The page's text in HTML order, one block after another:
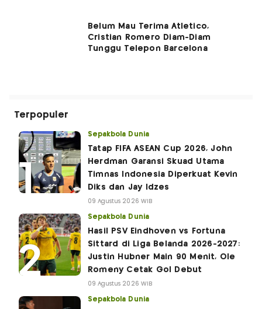
Belum Mau Terima Atletico,
Cristian Romero Diam-Diam
Tunggu Telepon Barcelona
Terpopuler
Sepakbola Dunia
Tatap FIFA ASEAN Cup 2026, John
Herdman Garansi Skuad Utama
Timnas Indonesia Diperkuat Kevin
Diks dan Jay Idzes
09 Agustus 2026 WIB
Sepakbola Dunia
Hasil PSV Eindhoven vs Fortuna
Sittard di Liga Belanda 2026-2027:
Justin Hubner Main 90 Menit, Ole
Romeny Cetak Gol Debut
09 Agustus 2026 WIB
Sepakbola Dunia